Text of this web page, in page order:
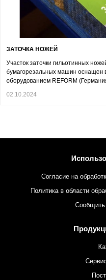
ЗАТОЧКА НОЖЕЙ
Участок заточки гильотинных
бумагорезальных машин
оборудованием REFORM
02.10.2024
Согласие на
Политика в области